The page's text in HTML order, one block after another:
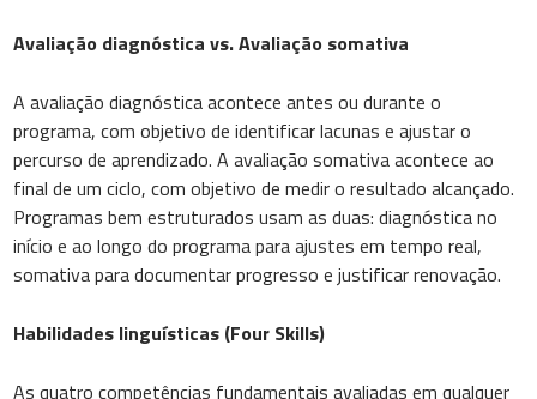
Avaliação diagnóstica vs. Avaliação somativa
A avaliação diagnóstica acontece antes ou durante o
programa, com objetivo de identificar lacunas e ajustar o
percurso de aprendizado. A avaliação somativa acontece ao
final de um ciclo, com objetivo de medir o resultado alcançado.
Programas bem estruturados usam as duas: diagnóstica no
início e ao longo do programa para ajustes em tempo real,
somativa para documentar progresso e justificar renovação.
Habilidades linguísticas (Four Skills)
As quatro competências fundamentais avaliadas em qualquer